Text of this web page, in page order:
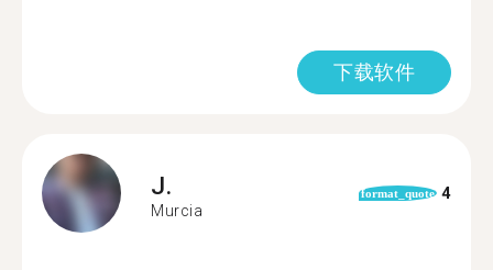
下载软件
J.
Murcia
format_quote 4